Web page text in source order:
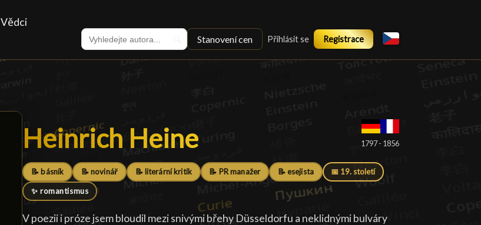
Vědci
Stanovení cen Přihlásit se Registrace
Heinrich Heine
Heinrich Heine 1797 - 1856
📝 básník 📝 novinář 📝 literární kritik 📝 PR manažer 📝 esejista 📅 19. století
✨ romantismus
V poezii i próze jsem bloudil mezi snivými břehy Düsseldorfu a neklidnými bulváry